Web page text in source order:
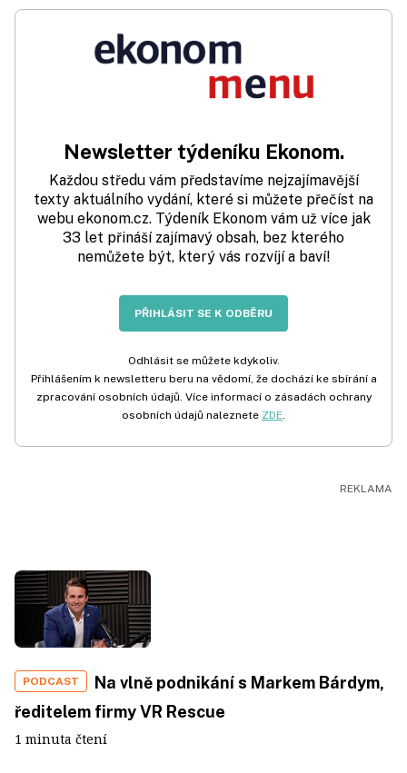
Newsletter týdeníku Ekonom.
Každou středu vám představíme nejzajímavější
texty aktuálního vydání, které si můžete přečíst na
webu ekonom.cz. Týdeník Ekonom vám už více jak
33 let přináší zajímavý obsah, bez kterého
nemůžete být, který vás rozvíjí a baví!
PŘIHLÁSIT SE K ODBĚRU
Odhlásit se můžete kdykoliv.
Přihlášením k newsletteru beru na vědomí, že dochází ke sbírání a
zpracování osobních údajů. Více informací o zásadách ochrany
osobních údajů naleznete ZDE.
PODCAST
Na vlně podnikání s Markem Bárdym,
ředitelem firmy VR Rescue
1 minuta čtení